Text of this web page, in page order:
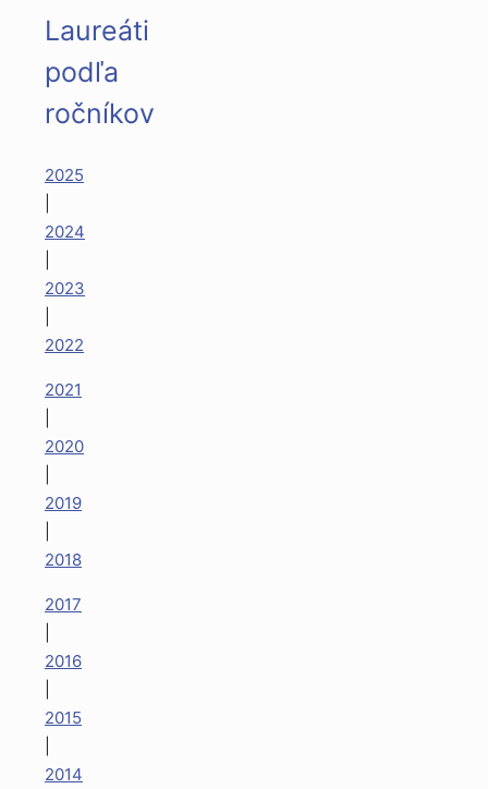
Laureáti
podľa
ročníkov
2025
2024
2023
2022
2021
2020
2019
2018
2017
2016
2015
2014